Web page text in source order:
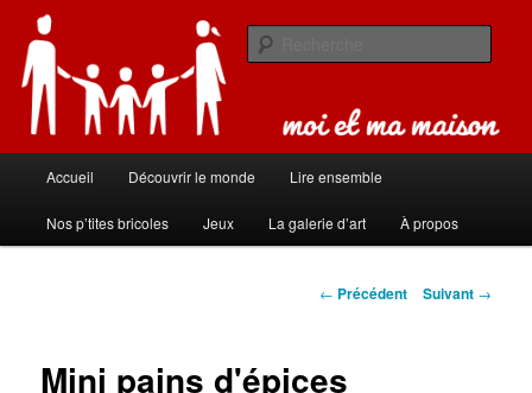
contenu
principalMoi et ma maison
Carnet de bord de famille
principal
Accueil Découvrir le monde Lire ensemble
Nos p’tites bricoles Jeux La galerie d’art À propos
Navigation
← Précédent Suivant →
Mini pains d'épices